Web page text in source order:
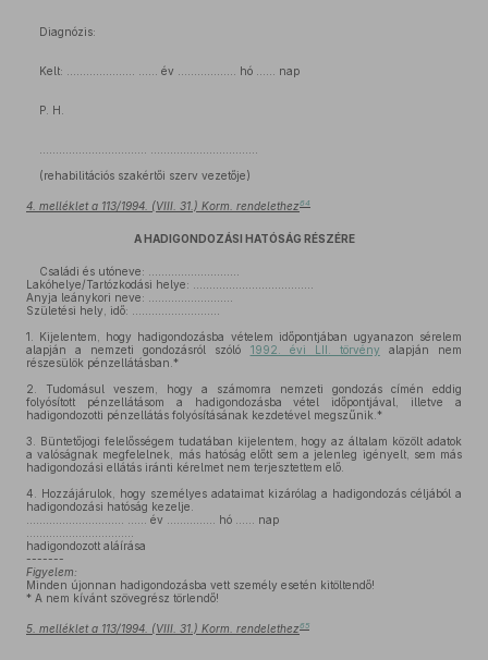
Diagnózis:
Kelt: ………………… …… év ……………… hó …… nap
P. H.
(rehabilitációs szakértői szerv vezetője)
4. melléklet a 113/1994. (VIII. 31.) Korm. rendelethez64
A HADIGONDOZÁSI HATÓSÁG RÉSZÉRE
Családi és utóneve: ............................
Lakóhelye/Tartózkodási helye: .....................................
Anyja leánykori neve: ..........................
Születési hely, idő: ...........................
1.
Kijelentem, hogy hadigondozásba vételem időpontjában ugyanazon sérelem
alapján a nemzeti gondozásról szóló 1992. évi LII. törvény alapján nem
részesülök pénzellátásban.*
2.
Tudomásul veszem, hogy a számomra nemzeti gondozás címén eddig
folyósított pénzellátásom a hadigondozásba vétel időpontjával, illetve a
hadigondozotti pénzellátás folyósításának kezdetével megszűnik.*
3.
Büntetőjogi felelősségem tudatában kijelentem, hogy az általam közölt adatok
a valóságnak megfelelnek, más hatóság előtt sem a jelenleg igényelt, sem más
hadigondozási ellátás iránti kérelmet nem terjesztettem elő.
4.
Hozzájárulok, hogy személyes adataimat kizárólag a hadigondozás céljából a
hadigondozási hatóság kezelje.
………………………… …… év …………… hó …… nap
hadigondozott aláírása
-------
Figyelem:
Minden újonnan hadigondozásba vett személy esetén kitöltendő!
* A nem kívánt szövegrész törlendő!
5. melléklet a 113/1994. (VIII. 31.) Korm. rendelethez65